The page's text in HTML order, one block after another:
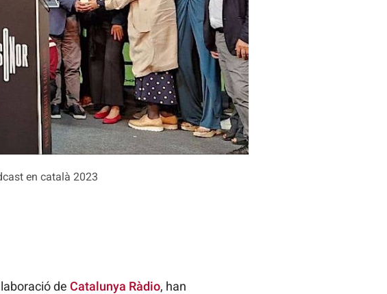
en català 2023
de Catalunya Ràdio, han